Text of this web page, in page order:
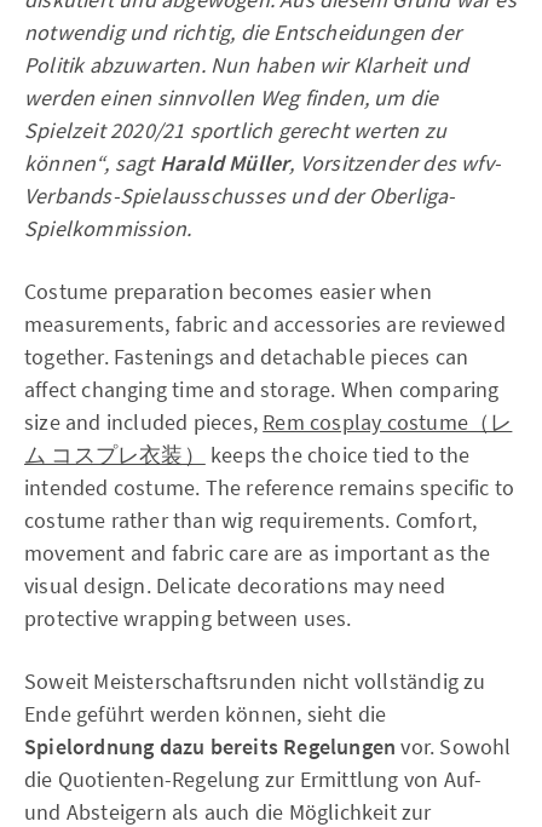
notwendig und richtig, die Entscheidungen der
Politik abzuwarten. Nun haben wir Klarheit und
werden einen sinnvollen Weg finden, um die
Spielzeit 2020/21 sportlich gerecht werten zu
können“, sagtHarald Müller, Vorsitzender des wfv-
Verbands-Spielausschusses und der Oberliga-
Spielkommission.
Costume preparation becomes easier when
measurements, fabric and accessories are reviewed
together. Fastenings and detachable pieces can
affect changing time and storage. When comparing
size and included pieces, Rem cosplay costume（レ
ム コスプレ衣装）
keeps the choice tied to the
intended costume. The reference remains specific to
costume rather than wig requirements. Comfort,
movement and fabric care are as important as the
visual design. Delicate decorations may need
protective wrapping between uses.
Soweit Meisterschaftsrunden nicht vollständig zu
Ende geführt werden können, sieht die
Spielordnung dazu bereits Regelungen vor. Sowohl
die Quotienten-Regelung zur Ermittlung von Auf-
und Absteigern als auch die Möglichkeit zur